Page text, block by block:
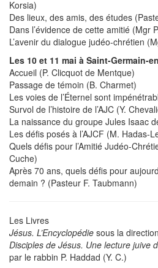
Korsia)
Des lieux, des amis, des études
Dans l’évidence de cette amitié (Mgr
L’avenir du dialogue judéo-chrétien
Les 10 et 11 mai à Saint-Germain-
Accueil (P. Clicquot de Mentque)
Passage de témoin (B. Charmet)
Les voies de l’Éternel sont
Survol de l’histoire de l’AJC (Y.
La naissance du groupe Jules Isaac
Les défis posés à l’AJCF (M. Hadas-
Quels défis pour l’Amitié Judéo-
Cuche)
Après 70 ans, quels défis pour
demain ? (Pasteur F. Taubmann)
Les Livres
Jésus. L’Encyclopédie sous la
Disciples de Jésus. Une lecture juive
par le rabbin P. Haddad (Y. C.)